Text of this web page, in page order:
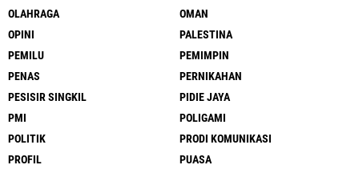
OLAHRAGA
OMAN
OPINI
PALESTINA
PEMILU
PEMIMPIN
PENAS
PERNIKAHAN
PESISIR SINGKIL
PIDIE JAYA
PMI
POLIGAMI
POLITIK
PRODI KOMUNIKASI
PROFIL
PUASA